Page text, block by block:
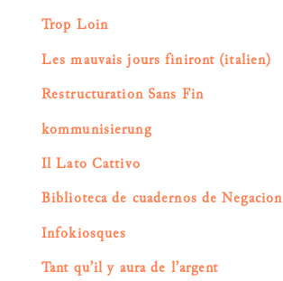
Trop Loin
Les mauvais jours finiront (italien)
Restructuration Sans Fin
kommunisierung
Il Lato Cattivo
Biblioteca de cuadernos de Negacion
Infokiosques
Tant qu’il y aura de l’argent